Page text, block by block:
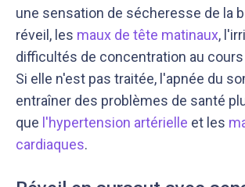
une sensation de sécheresse de la
réveil, les maux de tête matinaux,
difficultés de concentration au cours
Si elle n'est pas traitée, l'apnée du
entraîner des problèmes de santé
que l'hypertension artérielle et les
cardiaques.